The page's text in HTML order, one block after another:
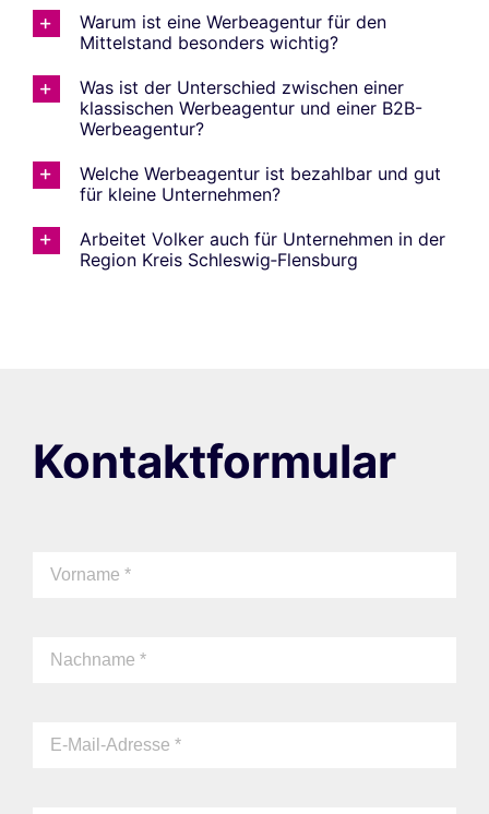
Warum ist eine Werbeagentur für den
Mittelstand besonders wichtig?
Was ist der Unterschied zwischen einer
klassischen Werbeagentur und einer B2B-
Werbeagentur?
Welche Werbeagentur ist bezahlbar und gut
für kleine Unternehmen?
Arbeitet Volker auch für Unternehmen in der
Region Kreis Schleswig‑Flensburg
Kontaktformular